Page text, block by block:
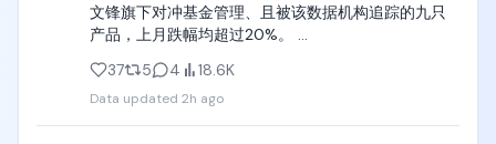
文锋旗下对冲基金管理、且被该数据机构追踪的九只
产品，上月跌幅均超过20%。
https://t.co/yGqMLgmXJ5
37 5 4 18.6K
Data updated 2h ago